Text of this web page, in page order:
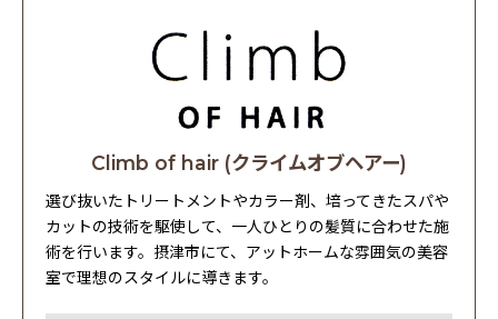
Climb of hair (クライムオブヘアー)
選び抜いたトリートメントやカラー剤、培ってきたスパや
カットの技術を駆使して、一人ひとりの髪質に合わせた施
術を行います。摂津市にて、アットホームな雰囲気の美容
室で理想のスタイルに導きます。